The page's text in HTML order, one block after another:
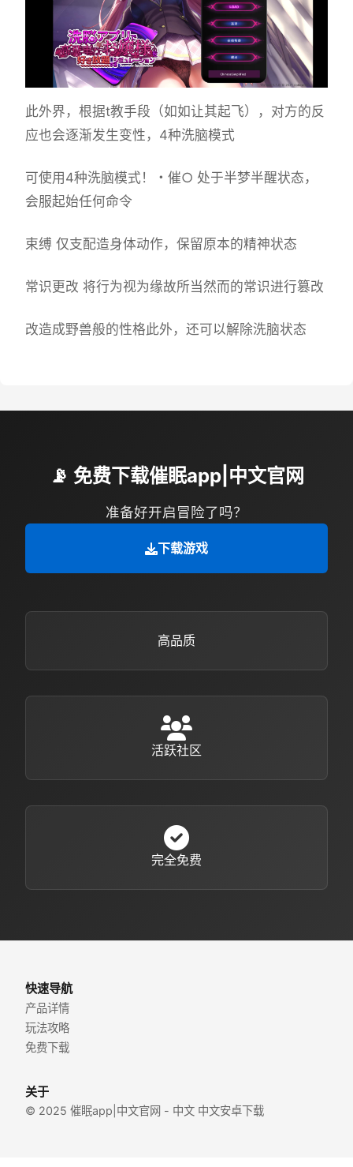
此外界，根据t教手段（如如让其起飞），对方的反
应也会逐渐发生变性，4种洗脑模式
可使用4种洗脑模式！・催○ 处于半梦半醒状态，
会服起始任何命令
束缚 仅支配造身体动作，保留原本的精神状态
常识更改 将行为视为缘故所当然而的常识进行篡改
改造成野兽般的性格此外，还可以解除洗脑状态
📡 免费下载催眠app|中文官网
准备好开启冒险了吗？
下载游戏
高品质
活跃社区
完全免费
快速导航
产品详情
玩法攻略
免费下载
关于
© 2025 催眠app|中文官网 - 中文 中文安卓下载